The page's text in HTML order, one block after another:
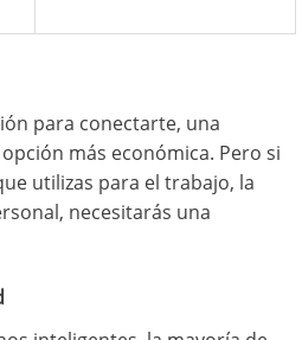
para conectarte, una
más económica. Pero si
utilizas para el trabajo, la
necesitarás una